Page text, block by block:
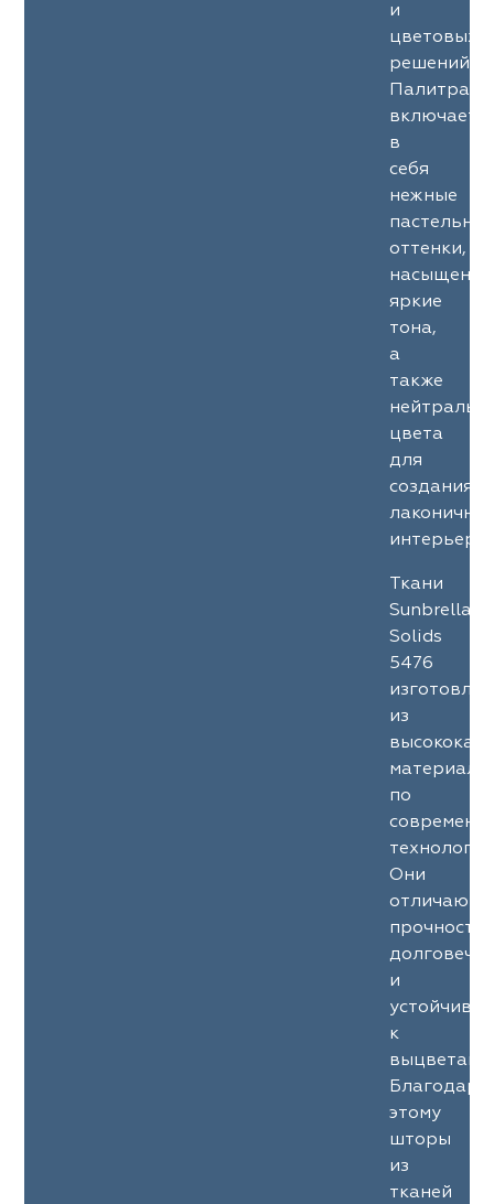
и
цветовых
решений.
Палитра
включает
в
себя
нежные
оттенки,
яркие
тона,
а
также
цвета
для
создания
Ткани
Sunbrella
Solids
5476
из
по
Они
и
к
Благодаря
этому
шторы
из
тканей